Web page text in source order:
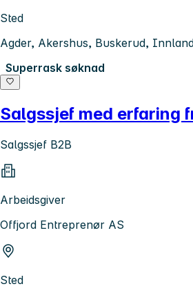
Sted
Agder, Akershus, Buskerud,
Superrask søknad
Salgssjef med erfaring
Salgssjef B2B
Arbeidsgiver
Offjord Entreprenør AS
Sted